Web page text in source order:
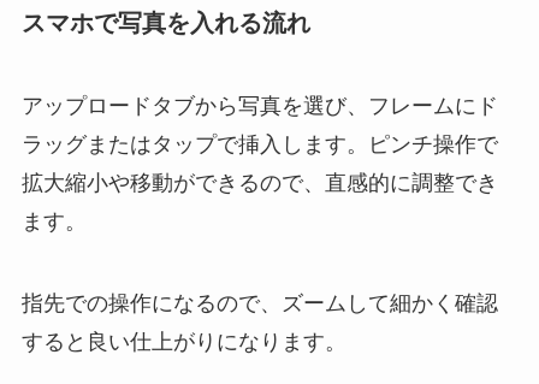
スマホで写真を入れる流れ
アップロードタブから写真を選び、フレームにド
ラッグまたはタップで挿入します。ピンチ操作で
拡大縮小や移動ができるので、直感的に調整でき
ます。
指先での操作になるので、ズームして細かく確認
すると良い仕上がりになります。